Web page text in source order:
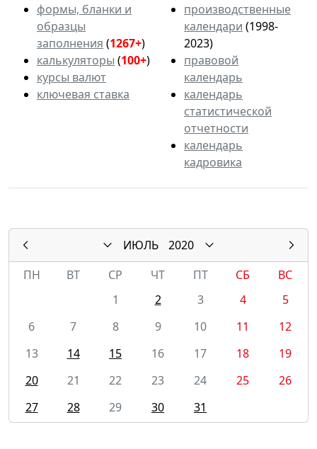
формы, бланки и
образцы
заполнения (1267+)
калькуляторы (100+)
курсы валют
ключевая ставка
производственные
календари (1998-
2023)
правовой
календарь
календарь
статистической
отчетности
календарь
кадровика
ИЮЛЬ
2020
ПН
ВТ СР ЧТ ПТ СБ
ВС
1
2 3 4
5
6
7 8 9 10 11
12
13
14 15 16 17 18
19
20
21 22 23 24 25
26
27
28 29 30 31